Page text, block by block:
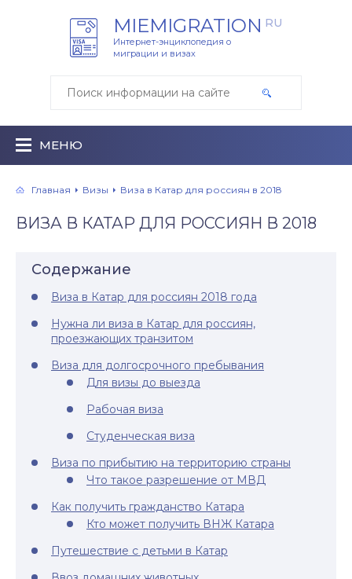
MIEMIGRATION RU
Интернет-энциклопедия о
миграции и визах
МЕНЮ
Главная Визы Виза в Катар для россиян в 2018
ВИЗА В КАТАР ДЛЯ РОССИЯН В 2018
Содержание
Виза в Катар для россиян 2018 года
Нужна ли виза в Катар для россиян,
проезжающих транзитом
Виза для долгосрочного пребывания
Для визы до выезда
Рабочая виза
Студенческая виза
Виза по прибытию на территорию страны
Что такое разрешение от МВД
Как получить гражданство Катара
Кто может получить ВНЖ Катара
Путешествие с детьми в Катар